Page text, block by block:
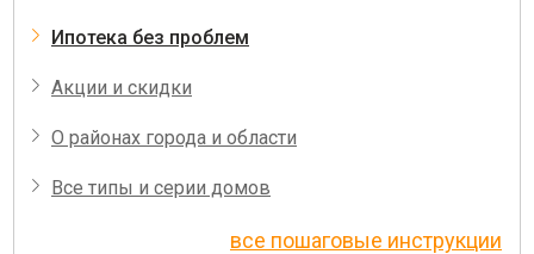
Ипотека без проблем
Акции и скидки
О районах города и области
Все типы и серии домов
все пошаговые инструкции